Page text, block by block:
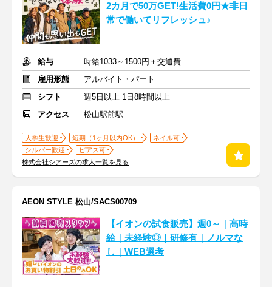
2カ月で50万GET!生活費0円★非日
常で働いてリフレッシュ♪
給与
時給1033～1500円＋交通費
雇用形態
アルバイト・パート
シフト
週5日以上 1日8時間以上
アクセス
松山駅前駅
大学生歓迎 短期（1ヶ月以内OK）
ネイル可
シルバー歓迎
ピアス可
株式会社シアーズの求人一覧を見る
AEON STYLE 松山/SACS00709
【イオンの試食販売】週0～｜高時
給｜未経験◎｜研修有｜ノルマな
し｜WEB選考